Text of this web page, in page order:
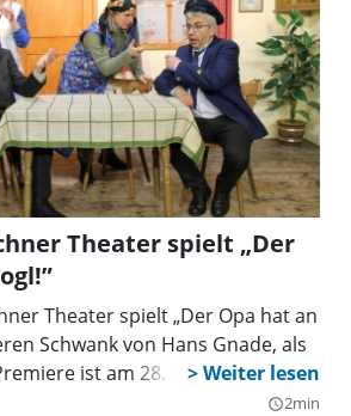
Theater spielt „Der
Theater spielt „Der Opa hat an
Schwank von Hans Gnade, als
ist am 28. Februar.
query_builder2min